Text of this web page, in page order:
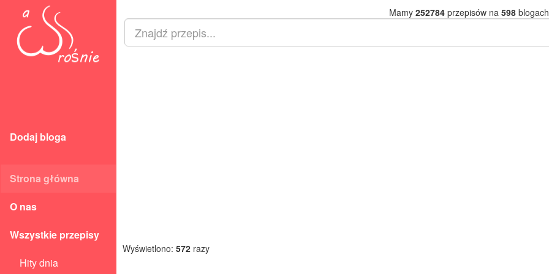
Dodaj bloga
Strona główna
O nas
Wszystkie przepisy
Hity dnia
Mamy 252784przepisów na 598
Wyświetlono: 572 razy